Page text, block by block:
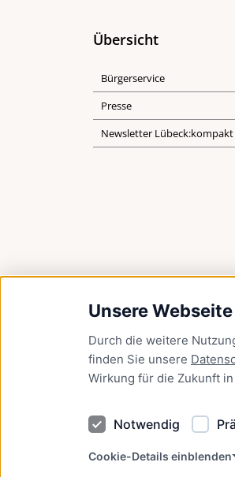
Unsere
Durch die weitere
finden Sie unsere
Wirkung für die Zukunft
Notwendig
Cookie-Details einblenden
Übersicht
Bürgerservice
Presse
Newsletter Lübeck:kompakt